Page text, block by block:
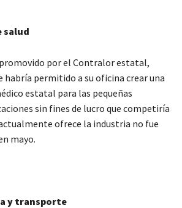
salud
por el Contralor estatal,
habría permitido a su oficina crear una
estatal para las pequeñas
sin fines de lucro que competiría
ofrece la industria no fue
mayo.
y transporte